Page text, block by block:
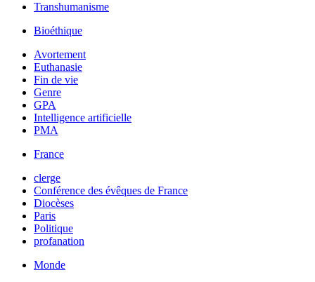
Transhumanisme
Bioéthique
Avortement
Euthanasie
Fin de vie
Genre
GPA
Intelligence artificielle
PMA
France
clerge
Conférence des évêques de France
Diocèses
Paris
Politique
profanation
Monde